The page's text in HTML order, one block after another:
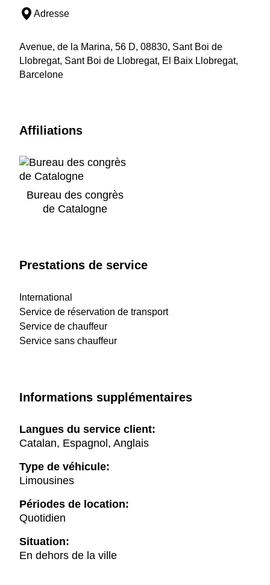
Adresse
Avenue, de la Marina, 56 D, 08830, Sant Boi de
Llobregat, Sant Boi de Llobregat, El Baix Llobregat,
Barcelone
Affiliations
Bureau des congrès
de Catalogne
Prestations de service
International
Service de réservation de transport
Service de chauffeur
Service sans chauffeur
Informations supplémentaires
Langues du service client:
Catalan, Espagnol, Anglais
Type de véhicule:
Limousines
Périodes de location:
Quotidien
Situation:
En dehors de la ville